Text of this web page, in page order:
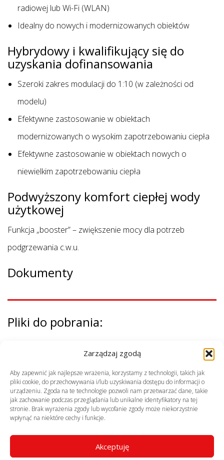
Zarządzaj zgodą
Aby zapewnić jak najlepsze wrażenia, korzystamy z technologii, takich jak
pliki cookie, do przechowywania i/lub uzyskiwania dostępu do informacji o
urządzeniu. Zgoda na te technologie pozwoli nam przetwarzać dane, takie
jak zachowanie podczas przeglądania lub unikalne identyfikatory na tej
stronie. Brak wyrażenia zgody lub wycofanie zgody może niekorzystnie
wpłynąć na niektóre cechy i funkcje.
Akceptuję
radiowej lub Wi-Fi (WLAN)
Idealny do nowych i modernizowanych obiektów
Hybrydowy i kwalifikujący się do
uzyskania dofinansowania
Szeroki zakres modulacji do 1:10 (w zależności od
modelu)
Efektywne zastosowanie w obiektach
modernizowanych o wysokim zapotrzebowaniu ciepła
Efektywne zastosowanie w obiektach nowych o
niewielkim zapotrzebowaniu ciepła
Podwyższony komfort ciepłej wody
użytkowej
Funkcja „booster” – zwiększenie mocy dla potrzeb
podgrzewania c.w.u.
Dokumenty
Pliki do pobrania:
Poznaj naszych partnerów